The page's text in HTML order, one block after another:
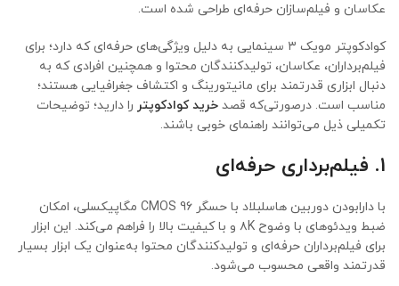
عکاسان و فیلم‌سازان حرفه‌ای طراحی شده است.
کوادکوپتر مویک ۳ سینمایی به دلیل ویژگی‌های حرفه‌ای که دارد؛ برای
فیلم‌برداران، عکاسان، تولیدکنندگان محتوا و همچنین افرادی که به
دنبال ابزاری قدرتمند برای مانیتورینگ و اکتشاف جغرافیایی هستند؛
مناسب است. درصورتی‌که قصد خرید کوادکوپتر را دارید؛ توضیحات
تکمیلی ذیل می‌توانند راهنمای خوبی باشند.
1. فیلم‌برداری حرفه‌ای
با دارابودن دوربین هاسلبلاد با حسگر CMOS 96 مگاپیکسلی، امکان
ضبط ویدئوهای با وضوح ۸K و با کیفیت بالا را فراهم می‌کند. این ابزار
برای فیلم‌برداران حرفه‌ای و تولیدکنندگان محتوا به‌عنوان یک ابزار بسیار
قدرتمند واقعی محسوب می‌شود.